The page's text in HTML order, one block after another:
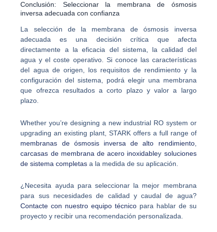
Conclusión: Seleccionar la membrana de ósmosis
inversa adecuada con confianza
La selección de la membrana de ósmosis inversa
adecuada es una decisión crítica que afecta
directamente a la eficacia del sistema, la calidad del
agua y el coste operativo. Si conoce las características
del agua de origen, los requisitos de rendimiento y la
configuración del sistema, podrá elegir una membrana
que ofrezca resultados a corto plazo y valor a largo
plazo.
Whether you’re designing a new industrial RO system or
upgrading an existing plant, STARK offers a full range of
membranas de ósmosis inversa de alto rendimiento,
carcasas de membrana de acero inoxidabley soluciones
de sistema completas a la medida de su aplicación.
¿Necesita ayuda para seleccionar la mejor membrana
para sus necesidades de calidad y caudal de agua?
Contacte con nuestro equipo técnico para hablar de su
proyecto y recibir una recomendación personalizada.